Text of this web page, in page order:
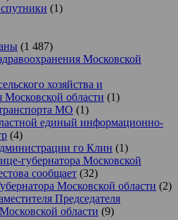
(1)
(1 487)
Московской
хозяйства и
Московской области (1)
МО (1)
единый информационно-
(4)
го Клин (1)
губернатора Московской
сообщает (32)
Московской области (2)
Председателя
области (9)